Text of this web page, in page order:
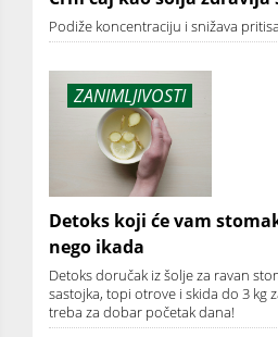
Podiže koncentraciju i snižava
ZANIMLJIVOSTI
Detoks koji će vam
nego ikada
Detoks doručak iz šolje za ravan
sastojka, topi otrove i skida do 3 kg
treba za dobar početak dana!